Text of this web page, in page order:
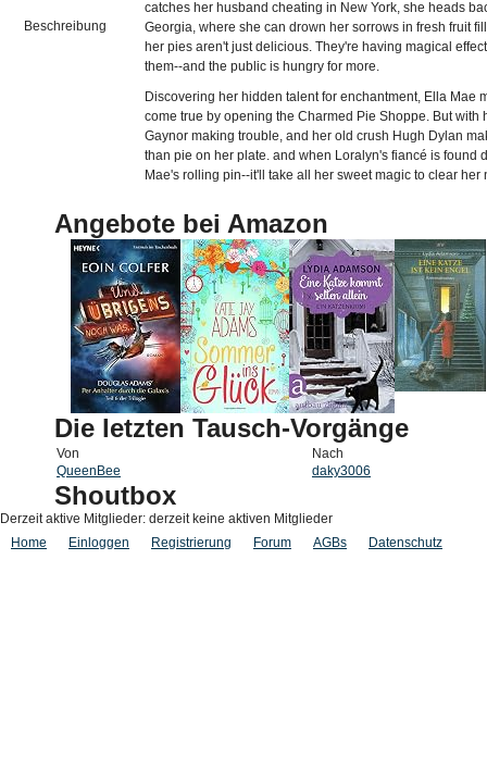
Beschreibung
catches her husband cheating in New York, she heads
Georgia, where she can drown her sorrows in fresh fruit
her pies aren't just delicious. They're having magical
them--and the public is hungry for more.
Discovering her hidden talent for enchantment, Ella Mae
come true by opening the Charmed Pie Shoppe. But with
Gaynor making trouble, and her old crush Hugh Dylan
than pie on her plate. and when Loralyn's fiancé is found
Mae's rolling pin--it'll take all her sweet magic to clear her
Angebote bei Amazon
Die letzten Tausch-Vorgänge
Von
Nach
QueenBee
daky3006
Shoutbox
Derzeit aktive Mitglieder: derzeit keine aktiven Mitglieder
Home
Einloggen Registrierung Forum AGBs Datenschutz